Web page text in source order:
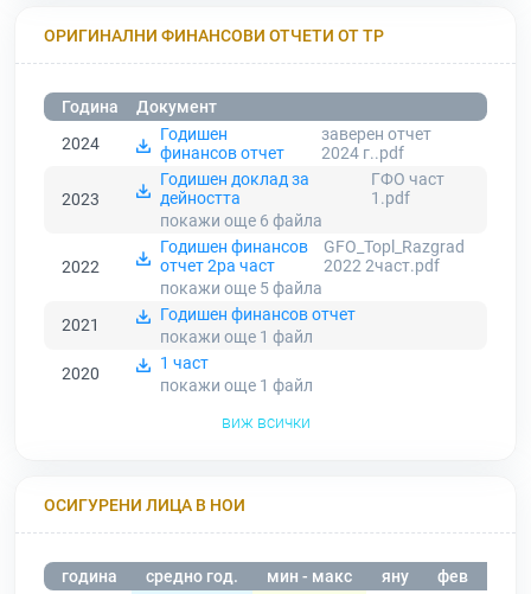
ОРИГИНАЛНИ ФИНАНСОВИ ОТЧЕТИ ОТ ТР
Година
Документ
2024
Годишен
финансов отчет
заверен отчет
2024 г..pdf
2023
Годишен доклад за
дейността
ГФО част
1.pdf
покажи още 6 файла
2022
Годишен финансов
отчет 2ра част
GFO_Topl_Razgrad
2022 2част.pdf
покажи още 5файла
2021
Годишен финансов отчет
покажи още 1 файл
2020
1 част
покажи още 1 файл
виж всички
ОСИГУРЕНИ ЛИЦА В НОИ
година средно год. мин - макс яну фев